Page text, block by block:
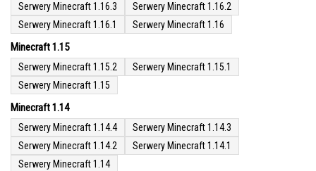
Serwery Minecraft 1.16.3
Serwery Minecraft 1.16.2
Serwery Minecraft 1.16.1
Serwery Minecraft 1.16
Minecraft 1.15
Serwery Minecraft 1.15.2
Serwery Minecraft 1.15.1
Serwery Minecraft 1.15
Minecraft 1.14
Serwery Minecraft 1.14.4
Serwery Minecraft 1.14.3
Serwery Minecraft 1.14.2
Serwery Minecraft 1.14.1
Serwery Minecraft 1.14